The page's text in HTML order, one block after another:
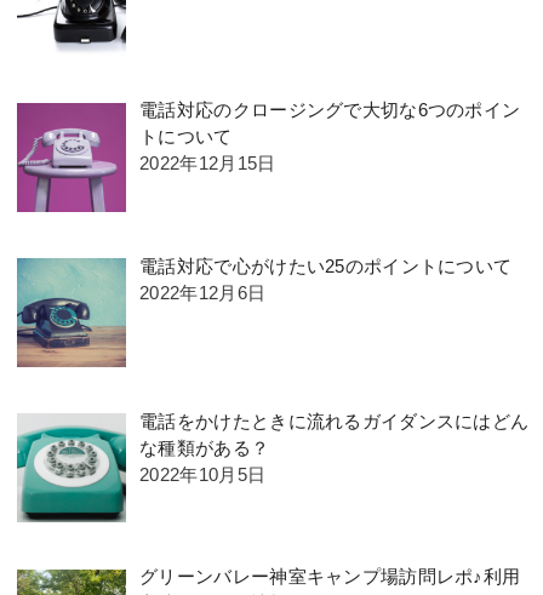
電話対応のクロージングで大切な6つのポイン
トについて
2022年12月15日
電話対応で心がけたい25のポイントについて
2022年12月6日
電話をかけたときに流れるガイダンスにはどん
な種類がある？
2022年10月5日
グリーンバレー神室キャンプ場訪問レポ♪利用